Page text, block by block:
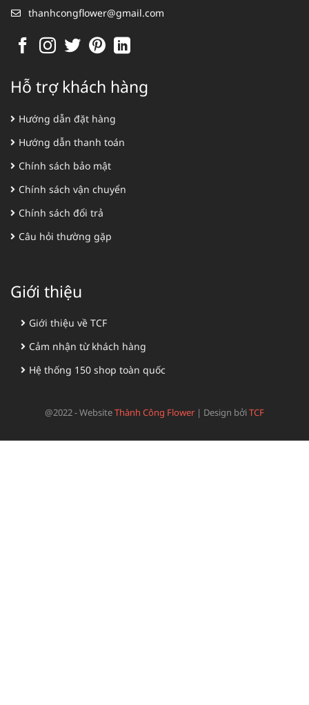
thanhcongflower@gmail.com
Hỗ trợ khách hàng
Hướng dẫn đặt hàng
Hướng dẫn thanh toán
Chính sách bảo mật
Chính sách vận chuyển
Chính sách đổi trả
Câu hỏi thường gặp
Giới thiệu
Giới thiệu về TCF
Cảm nhận từ khách hàng
Hệ thống 150 shop toàn quốc
@2022 - WebsiteThành Công Flower | Design bởiTCF